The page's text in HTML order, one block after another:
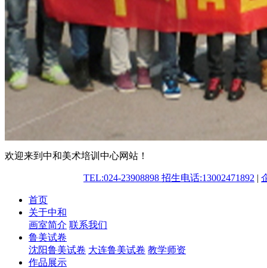
欢迎来到中和美术培训中心网站！
TEL:024-23908898 招生电话:13002471892 |
首页
关于中和
画室简介 联系我们
鲁美试卷
沈阳鲁美试卷 大连鲁美试卷 教学师资
作品展示